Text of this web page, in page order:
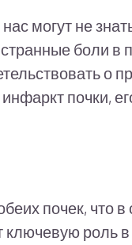
могут не
боли в
о
почки,
почек, что
ключевую роль